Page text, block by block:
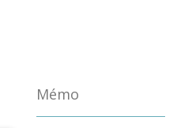
Mémo